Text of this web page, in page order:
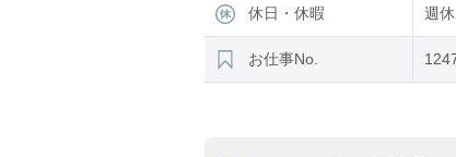
休日・休暇 週
お仕事No.